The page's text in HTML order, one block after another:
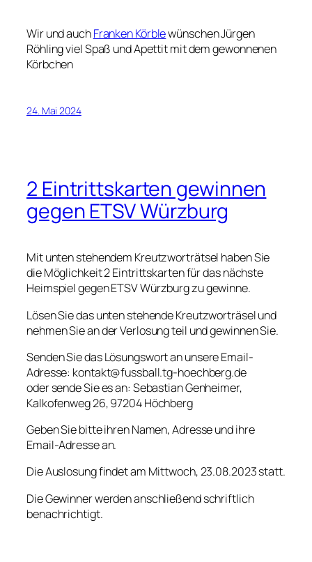
Wir und auchFranken Körblewünschen Jürgen
Röhling viel Spaß und Apettit mit dem gewonnenen
Körbchen
24. Mai 2024
2 Eintrittskarten gewinnen
gegen ETSV Würzburg
Mit unten stehendem Kreutzworträtsel haben Sie
die Möglichkeit 2 Eintrittskarten für das nächste
Heimspiel gegen ETSV Würzburg zu gewinne.
Lösen Sie das unten stehende Kreutzworträsel und
nehmen Sie an der Verlosung teil und gewinnen Sie.
Senden Sie das Lösungswort an unsere Email-
Adresse: kontakt@fussball.tg-hoechberg.de
oder sende Sie es an: Sebastian Genheimer,
Kalkofenweg 26, 97204 Höchberg
Geben Sie bitte ihren Namen, Adresse und ihre
Email-Adresse an.
Die Auslosung findet am Mittwoch, 23.08.2023 statt.
Die Gewinner werden anschließend schriftlich
benachrichtigt.